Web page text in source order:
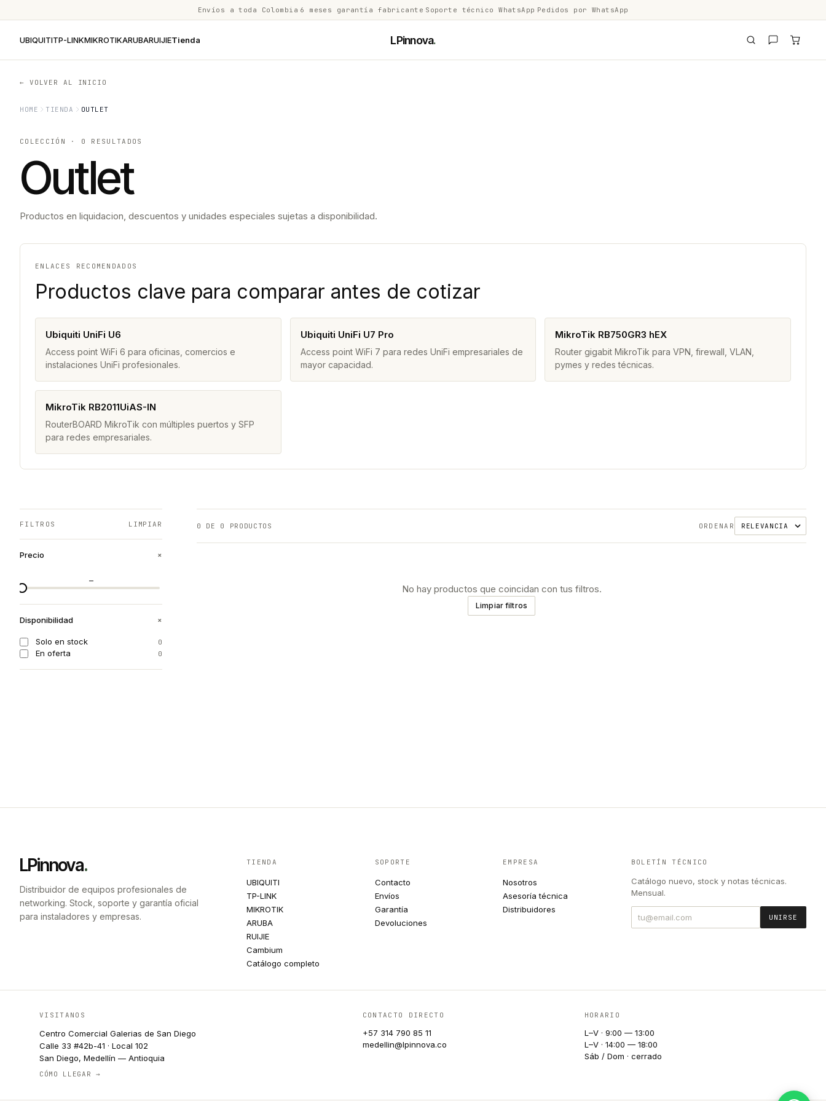
Envíos a toda Colombia 6 meses garantía fabricante Soporte técnico WhatsApp Pedidos por WhatsApp
UBIQUITITP-LINKMIKROTIKARUBARUIJIETienda LPinnova.
← VOLVER AL INICIO
HOME TIENDA OUTLET
COLECCIÓN · 0 RESULTADOS
Outlet
Productos en liquidacion, descuentos y unidades especiales sujetas a disponibilidad.
ENLACES RECOMENDADOS
Productos clave para comparar antes de cotizar
Ubiquiti UniFi U6
Access point WiFi 6 para oficinas, comercios e
instalaciones UniFi profesionales.
Ubiquiti UniFi U7 Pro
Access point WiFi 7 para redes UniFi empresariales de
mayor capacidad.
MikroTik RB750GR3 hEX
Router gigabit MikroTik para VPN, firewall, VLAN,
pymes y redes técnicas.
MikroTik RB2011UiAS-IN
RouterBOARD MikroTik con múltiples puertos y SFP
para redes empresariales.
FILTROS LIMPIAR
Precio +
—
Disponibilidad +
Solo en stock 0
En oferta 0
0 DE 0 PRODUCTOS ORDENAR
No hay productos que coincidan con tus filtros.
Limpiar filtros
LPinnova.
Distribuidor de equipos profesionales de
networking. Stock, soporte y garantía oficial
para instaladores y empresas.
TIENDA
UBIQUITI
TP-LINK
MIKROTIK
ARUBA
RUIJIE
Cambium
Catálogo completo
SOPORTE
Contacto
Envíos
Garantía
Devoluciones
EMPRESA
Nosotros
Asesoría técnica
Distribuidores
BOLETÍN TÉCNICO
Catálogo nuevo, stock y notas técnicas.
Mensual.
UNIRSE
VISITANOS
Centro Comercial Galerias de San Diego
Calle 33 #42b-41 · Local 102
San Diego, Medellín — Antioquia
CÓMO LLEGAR →
CONTACTO DIRECTO
+57 314 790 85 11
medellin@lpinnova.co
HORARIO
L–V · 9:00 — 13:00
L–V · 14:00 — 18:00
Sáb / Dom · cerrado